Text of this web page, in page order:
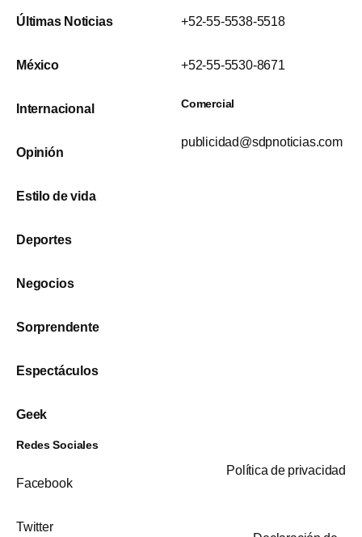
Últimas Noticias
México
Internacional
Opinión
Estilo de vida
Deportes
Negocios
Sorprendente
Espectáculos
Geek
+52-55-5538-5518
+52-55-5530-8671
Comercial
publicidad@sdpnoticias.com
Redes Sociales
Facebook
Twitter
Política de privacidad